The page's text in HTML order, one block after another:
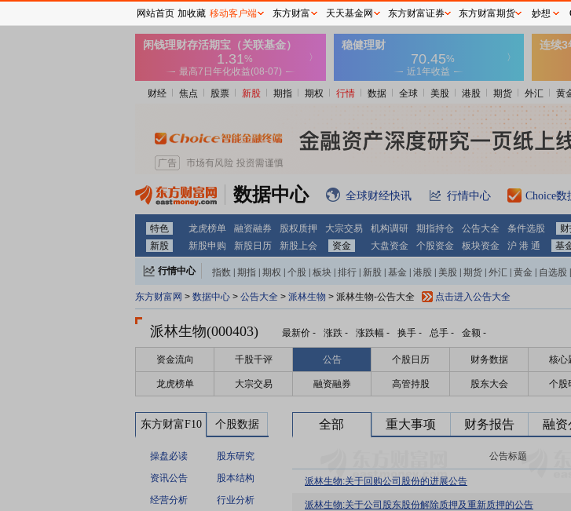
财经 焦点 股票 新股 期指 期权 行情 数据 全球 美股 港股 期货 外汇 黄
数据中心 全球财经快讯 行情中心 Choice数
特色 龙虎榜单 融资融券 股权质押 大宗交易 机构调研 期指持仓 公告大全 条件选股
新股
新股申购 新股日历 新股上会 资金 大盘资金 个股资金 板块资金 沪 港 通 基
行情中心 指数 期指 期权 个股 板块 排行 新股 基金 港股 美股 期货 外汇 黄金 自选股
东方财富网 > 数据中心 > 公告大全 > 派林生物 > 派林生物-公告大全 点击进入公告大全
派林生物(000403) 最新价 - 涨跌 - 涨跌幅 - 换手 - 总手 - 金额 -
资金流向 千股千评 公告 个股日历 财务数据 核心
龙虎榜单 大宗交易 融资融券 高管持股 股东大会 个股
东方财富F10 个股数据
操盘必读
股东研究
资讯公告
股本结构
经营分析
行业分析
全部 重大事项 财务报告 融资
公告标题
派林生物:关于回购公司股份的进展公告
派林生物:关于公司股东股份解除质押及重新质押的公告
网站首页 加收藏 移动客户端 东方财富 天天基金网 东方财富证券 东方财富期货 妙想